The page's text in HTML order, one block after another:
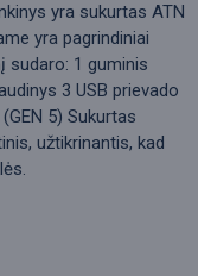
yra sukurtas ATN
yra pagrindiniai
sudaro: 1 guminis
3 USB prievado
5) Sukurtas
užtikrinantis, kad